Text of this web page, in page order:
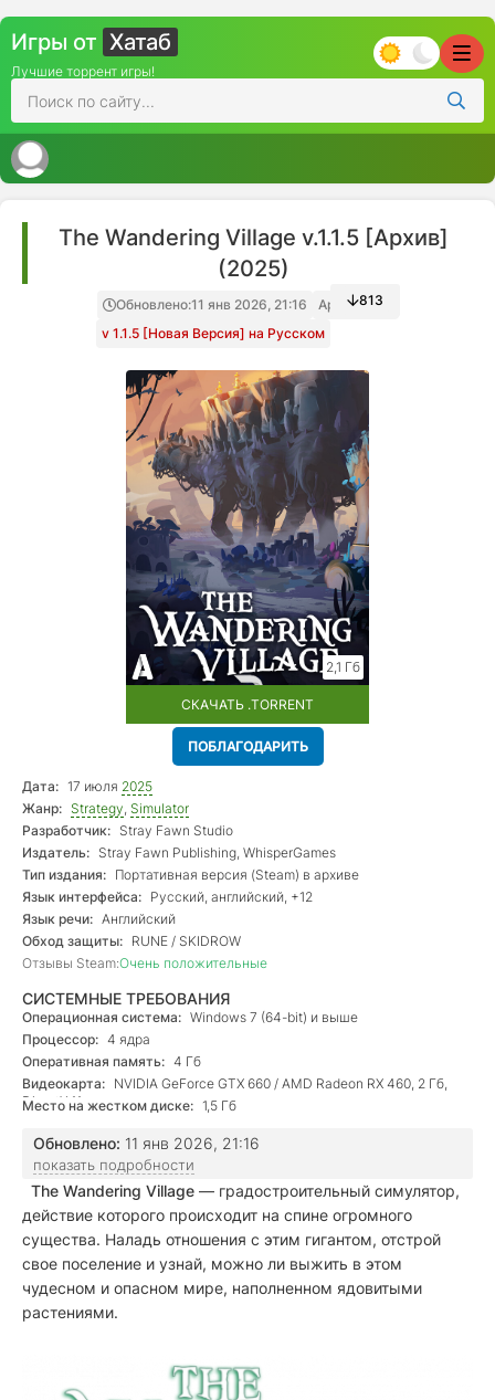
Игры от Хатаб
Лучшие торрент игры!
The Wandering Village v.1.1.5 [Архив]
(2025)
Обновлено:11 янв 2026, 21:16
Архив игры
v 1.1.5 [Новая Версия] на Русском
813
2,1 Гб
СКАЧАТЬ .TORRENT
ПОБЛАГОДАРИТЬ
Дата: 17 июля 2025
Жанр: Strategy, Simulator
Разработчик: Stray Fawn Studio
Издатель: Stray Fawn Publishing, WhisperGames
Тип издания: Портативная версия (Steam) в архиве
Язык интерфейса: Русский, английский, +12
Язык речи: Английский
Обход защиты: RUNE / SKIDROW
Отзывы Steam:Очень положительные
СИСТЕМНЫЕ ТРЕБОВАНИЯ
Операционная система: Windows 7 (64-bit) и выше
Процессор: 4 ядра
Оперативная память: 4 Гб
Видеокарта: NVIDIA GeForce GTX 660 / AMD Radeon RX 460, 2 Гб,
DirectX 11
Место на жестком диске: 1,5 Гб
Обновлено: 11 янв 2026, 21:16
показать подробности
The Wandering Village — градостроительный симулятор,
действие которого происходит на спине огромного
существа. Наладь отношения с этим гигантом, отстрой
свое поселение и узнай, можно ли выжить в этом
чудесном и опасном мире, наполненном ядовитыми
растениями.